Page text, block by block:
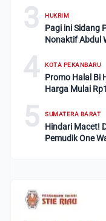
3 HUKRIM
Pagi ini Sidang
Nonaktif Abdul
4 KOTA PEKANBARU
Promo Halal Bi
Harga Mulai
5 SUMATERA BARAT
Hindari Macet!
Pemudik One